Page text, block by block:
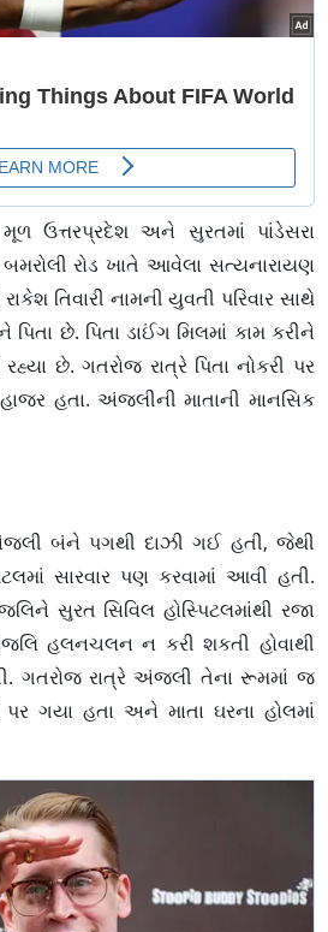
મૂળ ઉત્તરપ્રદેશ અને સુરતમાં પાંડેસરા
બમરોલી રોડ ખાતે આવેલા સત્યનારાયણ
તિવારી નામની યુવતી પરિવાર સાથે
પિતા છે. પિતા ડાઈંગ મિલમાં કામ કરીને
છે. ગતરોજ રાત્રે પિતા નોકરી પર
હતા. અંજલીની માતાની માનસિક
બંને પગથી દાઝી ગઈ હતી, જેથી
સારવાર પણ કરવામાં આવી હતી.
સુરત સિવિલ હોસ્પિટલમાંથી રજા
હલનચલન ન કરી શકતી હોવાથી
ગતરોજ રાત્રે અંજલી તેના રૂમમાં જ
પર ગયા હતા અને માતા ઘરના હોલમાં